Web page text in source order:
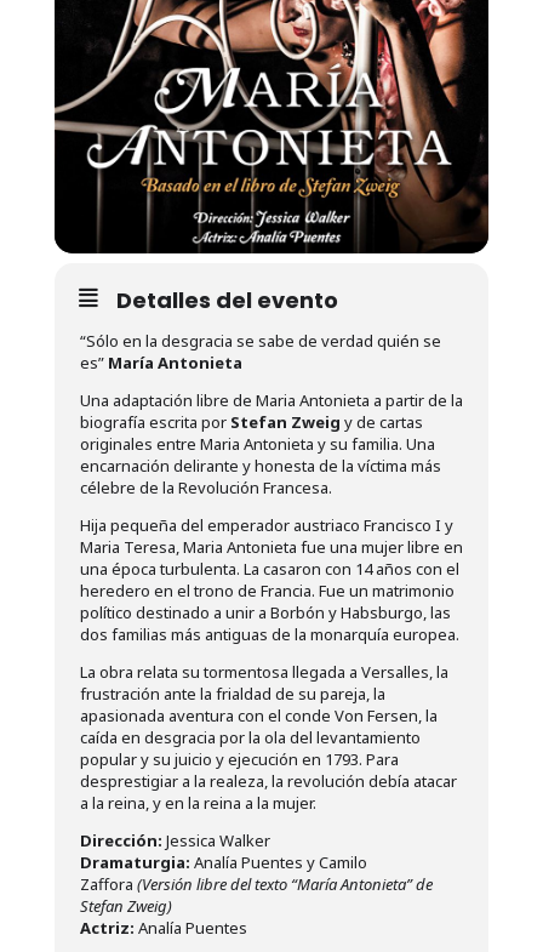
Detalles del evento
“Sólo en la desgracia se sabe de verdad quién se
es” María Antonieta
Una adaptación libre de Maria Antonieta a partir de la
biografía escrita por Stefan Zweig y de cartas
originales entre Maria Antonieta y su familia. Una
encarnación delirante y honesta de la víctima más
célebre de la Revolución Francesa.
Hija pequeña del emperador austriaco Francisco I y
Maria Teresa, Maria Antonieta fue una mujer libre en
una época turbulenta. La casaron con 14 años con el
heredero en el trono de Francia. Fue un matrimonio
político destinado a unir a Borbón y Habsburgo, las
dos familias más antiguas de la monarquía europea.
La obra relata su tormentosa llegada a Versalles, la
frustración ante la frialdad de su pareja, la
apasionada aventura con el conde Von Fersen, la
caída en desgracia por la ola del levantamiento
popular y su juicio y ejecución en 1793. Para
desprestigiar a la realeza, la revolución debía atacar
a la reina, y en la reina a la mujer.
Dirección: Jessica Walker
Dramaturgia: Analía Puentes y Camilo
Zaffora (Versión libre del texto “María Antonieta” de
Stefan Zweig)
Actriz: Analía Puentes